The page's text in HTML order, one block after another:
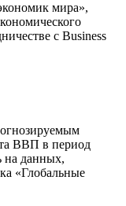
мира»,
с Business
ВВП в период
на данных,
«Глобальные